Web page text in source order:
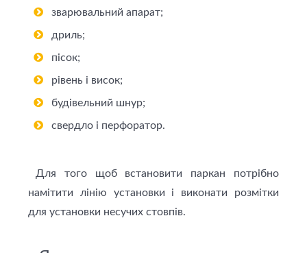
зварювальний апарат;
дриль;
пісок;
рівень і висок;
будівельний шнур;
свердло і перфоратор.
Для того щоб встановити паркан потрібно
намітити лінію установки і виконати розмітки
для установки несучих стовпів.